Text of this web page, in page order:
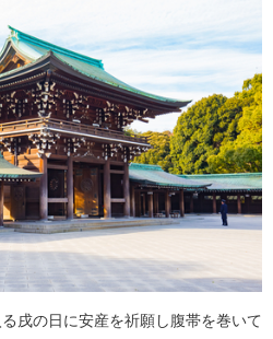
戌の日に安産を祈願し腹帯を巻いて